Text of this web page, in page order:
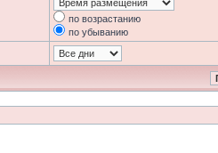
по возрастанию
по убыванию